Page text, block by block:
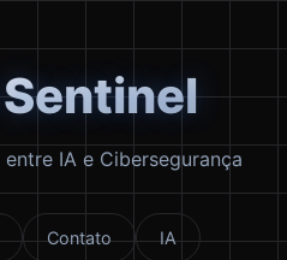
IA e Cibersegurança
Contato IA